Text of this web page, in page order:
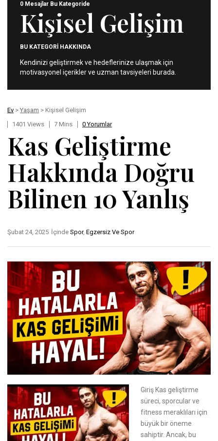
0 Mesajlar Bu Kategoride
Kişisel Gelişim
BU KATEGORİ HAKKINDA
Kendinizi geliştirmek ve hedeflerinize ulaşmak için
motivasyonel içerikler ve uzman tavsiyeleri burada.
Ev > Yaşam > Kişisel Gelişim
1401 Views
7 Mins 0 Yorumlar
Kas Geliştirme
Hakkında Doğru
Bilinen 10 Yanlış
İçinde Spor, Egzersiz Ve Spor
Şubat 24, 2025
Giriş Kas geliştirme
süreci, sporcular ve
fitness meraklıları için
büyük bir öneme
sahiptir. Ancak, bu